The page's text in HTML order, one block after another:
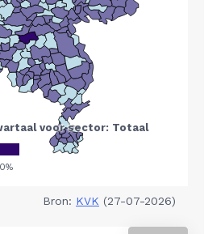
Bron: KVK (27-07-2026)